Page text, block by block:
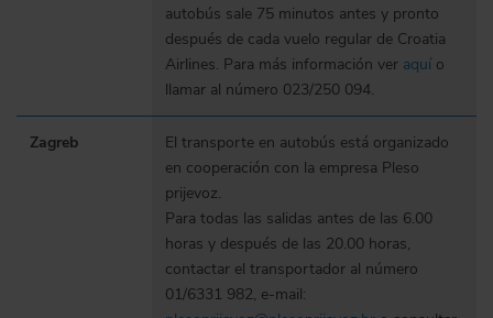
Zagreb
autobús sale 75 minutos antes y pronto
después de cada vuelo regular de Croatia
Airlines. Para más información ver aquío
llamar al número 023/250 094.
El transporte en autobús está organizado
en cooperación con la empresa Pleso
prijevoz.
Para todas las salidas antes de las 6.00
horas y después de las 20.00 horas,
contactar el transportador al número
01/6331 982, e-mail: